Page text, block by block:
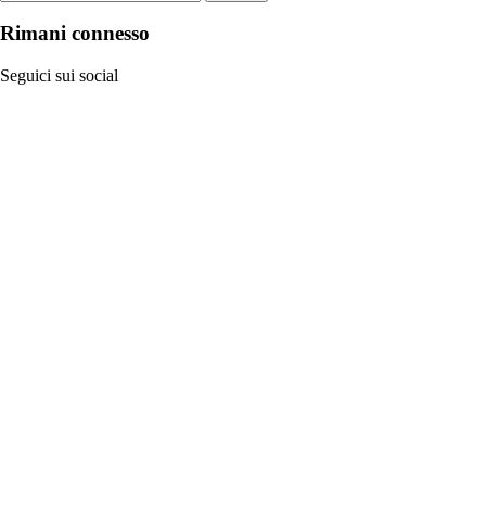
Rimani connesso
Seguici sui social